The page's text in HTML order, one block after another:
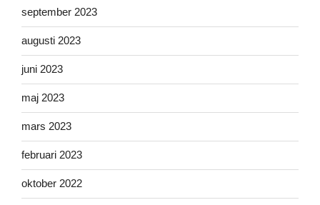
september 2023
augusti 2023
juni 2023
maj 2023
mars 2023
februari 2023
oktober 2022